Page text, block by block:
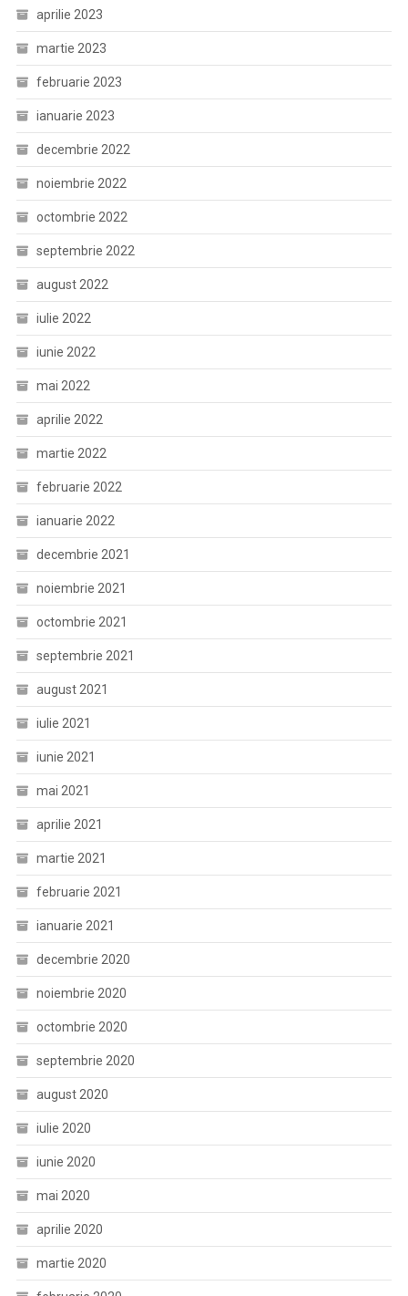
aprilie 2023
martie 2023
februarie 2023
ianuarie 2023
decembrie 2022
noiembrie 2022
octombrie 2022
septembrie 2022
august 2022
iulie 2022
iunie 2022
mai 2022
aprilie 2022
martie 2022
februarie 2022
ianuarie 2022
decembrie 2021
noiembrie 2021
octombrie 2021
septembrie 2021
august 2021
iulie 2021
iunie 2021
mai 2021
aprilie 2021
martie 2021
februarie 2021
ianuarie 2021
decembrie 2020
noiembrie 2020
octombrie 2020
septembrie 2020
august 2020
iulie 2020
iunie 2020
mai 2020
aprilie 2020
martie 2020